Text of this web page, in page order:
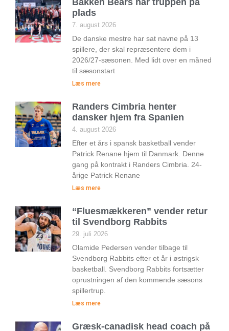
Bakken Bears har truppen på
plads
7. august 2026
De danske mestre har sat navne på 13
spillere, der skal repræsentere dem i
2026/27-sæsonen. Med lidt over en måned
til sæsonstart
Læs mere
Randers Cimbria henter
dansker hjem fra Spanien
4. august 2026
Efter et års i spansk basketball vender
Patrick Renane hjem til Danmark. Denne
gang på kontrakt i Randers Cimbria. 24-
årige Patrick Renane
Læs mere
“Fluesmækkeren” vender retur
til Svendborg Rabbits
29. juli 2026
Olamide Pedersen vender tilbage til
Svendborg Rabbits efter et år i østrigsk
basketball. Svendborg Rabbits fortsætter
oprustningen af den kommende sæsons
spillertrup.
Læs mere
Græsk-canadisk head coach på